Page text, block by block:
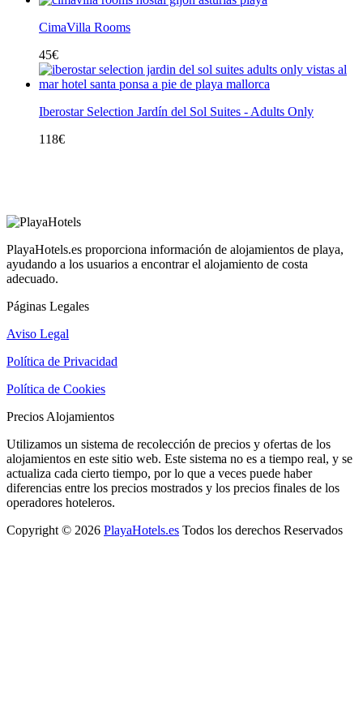
CimaVilla Rooms
45€
Iberostar Selection Jardín del Sol Suites - Adults Only
118€
PlayaHotels.es proporciona información de alojamientos de playa,
ayudando a los usuarios a encontrar el alojamiento de costa
adecuado.
Páginas Legales
Aviso Legal
Política de Privacidad
Política de Cookies
Precios Alojamientos
Utilizamos un sistema de recolección de precios y ofertas de los
alojamientos en este sitio web. Este sistema no es a tiempo real, y se
actualiza cada cierto tiempo, por lo que a veces puede haber
diferencias entre los precios mostrados y los precios finales de los
operadores hoteleros.
Copyright © 2026 PlayaHotels.es Todos los derechos Reservados